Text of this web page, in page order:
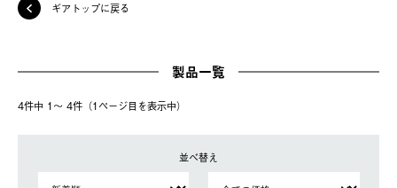
ギアトップに戻る
製品一覧
4件中 1〜 4件（1ページ⽬を表⽰中）
並べ替え